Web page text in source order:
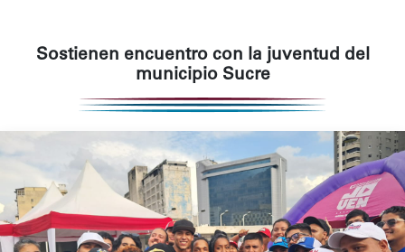
Sostienen encuentro con la juventud del
municipio Sucre